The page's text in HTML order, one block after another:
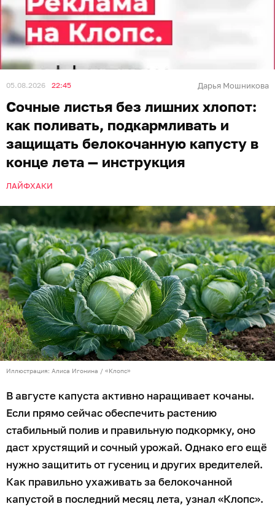
05.08.2026 22:45 Дарья Мошникова
Сочные листья без лишних хлопот:
как поливать, подкармливать и
защищать белокочанную капусту в
конце лета — инструкция
ЛАЙФХАКИ
Иллюстрация: Алиса Игонина / «Клопс»
В августе капуста активно наращивает кочаны.
Если прямо сейчас обеспечить растению
стабильный полив и правильную подкормку, оно
даст хрустящий и сочный урожай. Однако его ещё
нужно защитить от гусениц и других вредителей.
Как правильно ухаживать за белокочанной
капустой в последний месяц лета, узнал «Клопс».